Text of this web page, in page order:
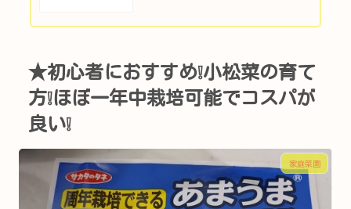
★初心者におすすめ❕小松菜の育て
方❕ほぼ一年中栽培可能でコスパが
良い❕
家庭菜園